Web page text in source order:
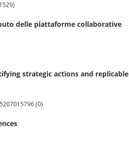
delle piattaforme collaborative
strategic actions and replicable
(0)